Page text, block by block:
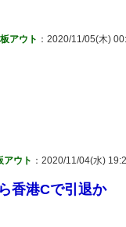
アウト ：2020/11/05(木)
アウト ：2020/11/04(水)
香港Cで引退か